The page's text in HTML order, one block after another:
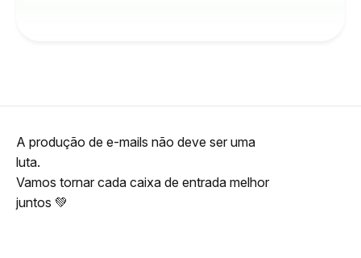
A produção de e-mails não deve ser uma
luta.
Vamos tornar cada caixa de entrada melhor
juntos 💚